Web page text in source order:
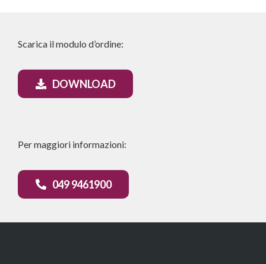
Scarica il modulo d’ordine:
DOWNLOAD
Per maggiori informazioni:
049 9461900